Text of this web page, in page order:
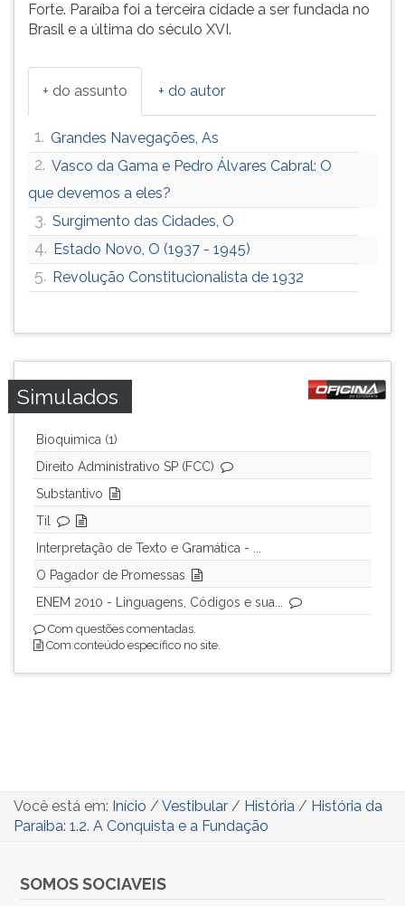
Forte. Paraíba foi a terceira cidade a ser fundada no
Brasil e a última do século XVI.
+ do assunto + do autor
1. Grandes Navegações, As
2. Vasco da Gama e Pedro Álvares Cabral: O
que devemos a eles?
3. Surgimento das Cidades, O
4. Estado Novo, O (1937 - 1945)
5. Revolução Constitucionalista de 1932
Simulados
Bioquimica (1)
Direito Administrativo SP (FCC)
Substantivo
Til
Interpretação de Texto e Gramática - ...
O Pagador de Promessas
ENEM 2010 - Linguagens, Códigos e sua...
Com questões comentadas.
Com conteúdo específico no site.
Você está em: Início / Vestibular / História / História da
Paraiba: 1.2. A Conquista e a Fundação
SOMOS SOCIAVEIS